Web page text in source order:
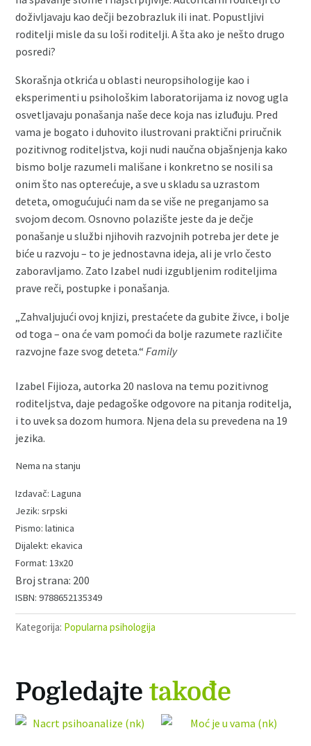
doživljavaju kao dečji bezobrazluk ili inat. Popustljivi
roditelji misle da su loši roditelji. A šta ako je nešto drugo
posredi?
Skorašnja otkrića u oblasti neuropsihologije kao i
eksperimenti u psihološkim laboratorijama iz novog ugla
osvetljavaju ponašanja naše dece koja nas izluđuju. Pred
vama je bogato i duhovito ilustrovani praktični priručnik
pozitivnog roditeljstva, koji nudi naučna objašnjenja kako
bismo bolje razumeli mališane i konkretno se nosili sa
onim što nas opterećuje, a sve u skladu sa uzrastom
deteta, omogućujući nam da se više ne preganjamo sa
svojom decom. Osnovno polazište jeste da je dečje
ponašanje u službi njihovih razvojnih potreba jer dete je
biće u razvoju – to je jednostavna ideja, ali je vrlo često
zaboravljamo. Zato Izabel nudi izgubljenim roditeljima
prave reči, postupke i ponašanja.
„Zahvaljujući ovoj knjizi, prestaćete da gubite živce, i bolje
od toga – ona će vam pomoći da bolje razumete različite
razvojne faze svog deteta.“Family
Izabel Fijioza, autorka 20 naslova na temu pozitivnog
roditeljstva, daje pedagoške odgovore na pitanja roditelja,
i to uvek sa dozom humora. Njena dela su prevedena na 19
jezika.
Nema na stanju
Laguna
srpski
latinica
ekavica
13x20
200
9788652135349
Kategorija: Popularna psihologija
Pogledajtetakođe